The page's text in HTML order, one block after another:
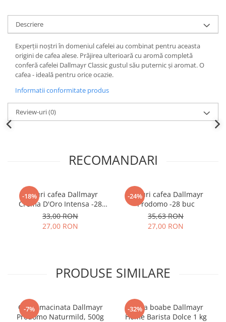
Descriere
Experții noștri în domeniul cafelei au combinat pentru aceasta
origini de cafea alese. Prăjirea ulterioară cu aromă completă
conferă cafelei Dallmayr Classic gustul său puternic și aromat. O
cafea - ideală pentru orice ocazie.
Informatii conformitate produs
Review-uri(0)
RECOMANDARI
-18%
Paduri cafea Dallmayr
Crema D'Oro Intensa -28
buc
33,00 RON
27,00 RON
-24%
Paduri cafea Dallmayr
Prodomo -28 buc
35,63 RON
27,00 RON
PRODUSE SIMILARE
-7%
Cafea macinata Dallmayr
Prodomo Naturmild, 500g
-32%
Cafea boabe Dallmayr
Home Barista Dolce 1 kg